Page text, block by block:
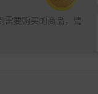
需要购买的商品，请